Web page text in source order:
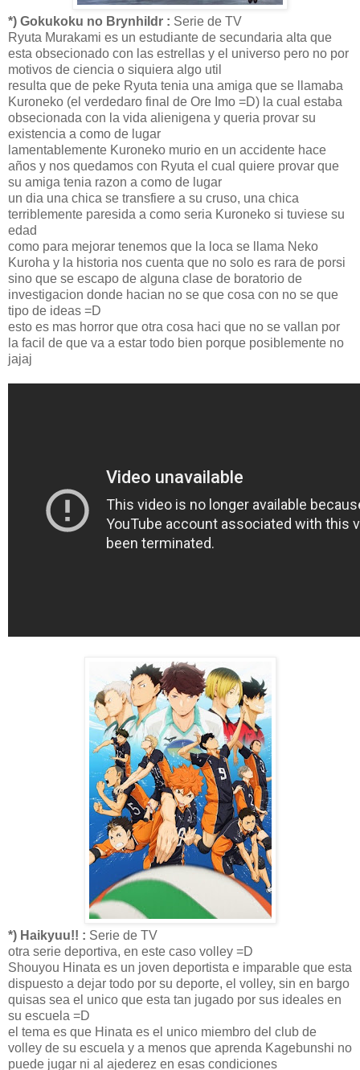
*) Gokukoku no Brynhildr : Serie de TV
Ryuta Murakami es un estudiante de secundaria alta que
esta obsecionado con las estrellas y el universo pero no por
motivos de ciencia o siquiera algo util
resulta que de peke Ryuta tenia una amiga que se llamaba
Kuroneko (el verdedaro final de Ore Imo =D) la cual estaba
obsecionada con la vida alienigena y queria provar su
existencia a como de lugar
lamentablemente Kuroneko murio en un accidente hace
años y nos quedamos con Ryuta el cual quiere provar que
su amiga tenia razon a como de lugar
un dia una chica se transfiere a su cruso, una chica
terriblemente paresida a como seria Kuroneko si tuviese su
edad
como para mejorar tenemos que la loca se llama Neko
Kuroha y la historia nos cuenta que no solo es rara de porsi
sino que se escapo de alguna clase de boratorio de
investigacion donde hacian no se que cosa con no se que
tipo de ideas =D
esto es mas horror que otra cosa haci que no se vallan por
la facil de que va a estar todo bien porque posiblemente no
jajaj
*) Haikyuu!! : Serie de TV
otra serie deportiva, en este caso volley =D
Shouyou Hinata es un joven deportista e imparable que esta
dispuesto a dejar todo por su deporte, el volley, sin en bargo
quisas sea el unico que esta tan jugado por sus ideales en
su escuela =D
el tema es que Hinata es el unico miembro del club de
volley de su escuela y a menos que aprenda Kagebunshi no
puede jugar ni al ajederez en esas condiciones